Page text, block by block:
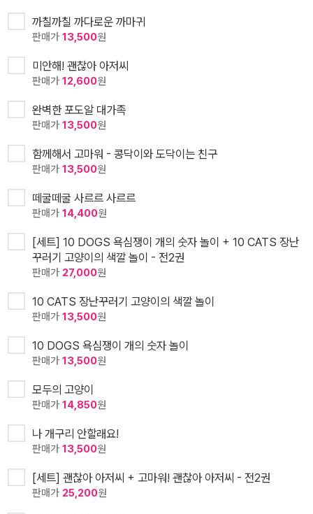
까칠까칠 까다로운 까마귀
판매가 13,500원
미안해! 괜찮아 아저씨
판매가 12,600원
완벽한 포도알 대가족
판매가 13,500원
함께해서 고마워 - 콩닥이와 도닥이는 친구
판매가 13,500원
떼굴떼굴 사르르 사르르
판매가 14,400원
[세트] 10 DOGS 욕심쟁이 개의 숫자 놀이 + 10 CATS 장난
꾸러기 고양이의 색깔 놀이 - 전2권
판매가 27,000원
10 CATS 장난꾸러기 고양이의 색깔 놀이
판매가 13,500원
10 DOGS 욕심쟁이 개의 숫자 놀이
판매가 13,500원
모두의 고양이
판매가 14,850원
나 개구리 안할래요!
판매가 13,500원
[세트] 괜찮아 아저씨 + 고마워! 괜찮아 아저씨 - 전2권
판매가 25,200원